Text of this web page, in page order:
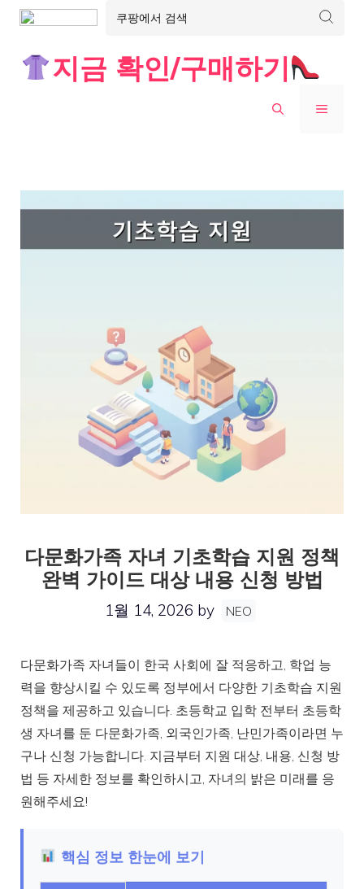
지금 확인/구매하기
MENU
다문화가족 자녀 기초학습 지원 정책
완벽 가이드 대상 내용 신청 방법
1월 14, 2026 by NEO
다문화가족 자녀들이 한국 사회에 잘 적응하고, 학업 능
력을 향상시킬 수 있도록 정부에서 다양한 기초학습 지원
정책을 제공하고 있습니다. 초등학교 입학 전부터 초등학
생 자녀를 둔 다문화가족, 외국인가족, 난민가족이라면 누
구나 신청 가능합니다. 지금부터 지원 대상, 내용, 신청 방
법 등 자세한 정보를 확인하시고, 자녀의 밝은 미래를 응
원해주세요!
핵심 정보 한눈에 보기